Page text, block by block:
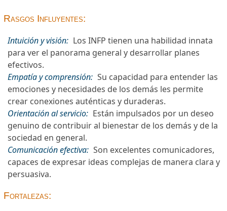
Rasgos Influyentes:
Intuición y visión: Los INFP tienen una habilidad innata
para ver el panorama general y desarrollar planes
efectivos.
Empatía y comprensión: Su capacidad para entender las
emociones y necesidades de los demás les permite
crear conexiones auténticas y duraderas.
Orientación al servicio: Están impulsados por un deseo
genuino de contribuir al bienestar de los demás y de la
sociedad en general.
Comunicación efectiva: Son excelentes comunicadores,
capaces de expresar ideas complejas de manera clara y
persuasiva.
Fortalezas: